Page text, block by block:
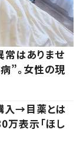
常はありませ
”。女性の現
入→目薬とは
表示「ほし